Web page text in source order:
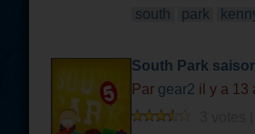
south
park
South Park
Par gear2 il y a 13